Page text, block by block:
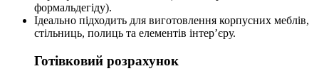
формальдегіду).
Ідеально підходить для виготовлення корпусних меблів,
стільниць, полиць та елементів інтер’єру.
Готівковий розрахунок